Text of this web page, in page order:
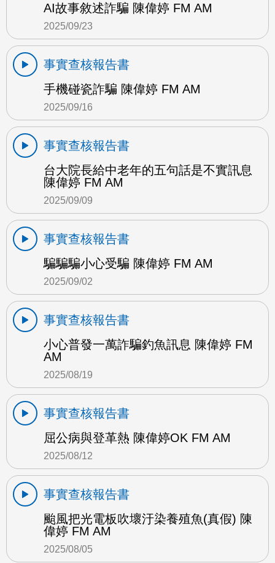
AI故事敘述詐騙 陳偉婷 FM AM
2025/09/23
事實查核報告書
手機碰瓷詐騙 陳偉婷 FM AM
2025/09/16
事實查核報告書
台大院長給中老年的五句話是不實訊息
陳偉婷 FM AM
2025/09/09
事實查核報告書
騙騙騙小心受騙 陳偉婷 FM AM
2025/09/02
事實查核報告書
小心普發一萬詐騙釣魚訊息 陳偉婷 FM
AM
2025/08/19
事實查核報告書
屈公病與登革熱 陳偉婷OK FM AM
2025/08/12
事實查核報告書
颱風把光電板吹壞汙染養殖魚(真假) 陳
偉婷 FM AM
2025/08/05